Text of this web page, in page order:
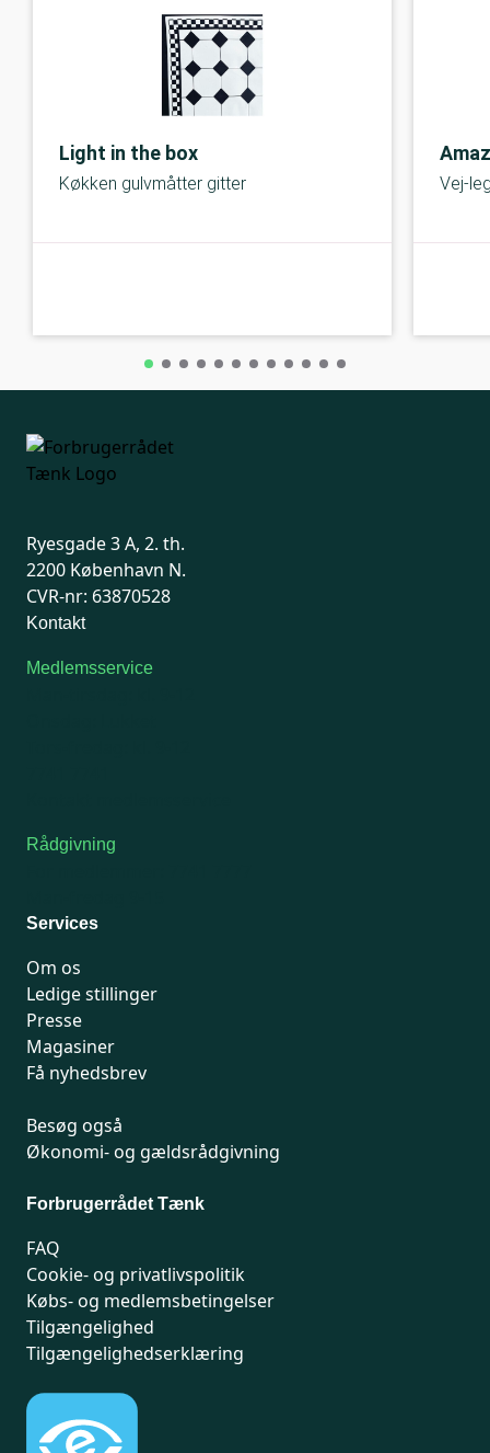
Light in the box
Køkken gulvmåtter gitter Vej-
Ryesgade 3 A, 2. th.
2200 København N.
CVR-nr: 63870528
Kontakt
Medlemsservice
Rådgivning
Services
Om os
Ledige stillinger
Presse
Magasiner
Få nyhedsbrev
Besøg også
Økonomi- og gældsrådgivning
Forbrugerrådet Tænk
FAQ
Cookie- og privatlivspolitik
Købs- og medlemsbetingelser
Tilgængelighed
Tilgængelighedserklæring